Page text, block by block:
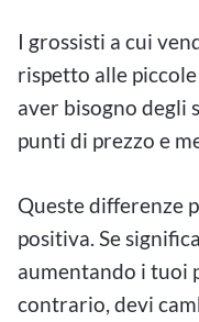
I grossisti a cui
rispetto alle
aver bisogno degli
punti di prezzo e
Queste differenze
positiva. Se
aumentando i tuoi
contrario, devi